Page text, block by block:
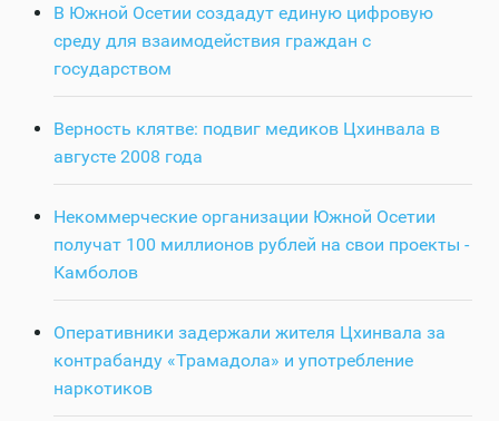
В Южной Осетии создадут единую цифровую
среду для взаимодействия граждан с
государством
Верность клятве: подвиг медиков Цхинвала в
августе 2008 года
Некоммерческие организации Южной Осетии
получат 100 миллионов рублей на свои проекты -
Камболов
Оперативники задержали жителя Цхинвала за
контрабанду «Трамадола» и употребление
наркотиков